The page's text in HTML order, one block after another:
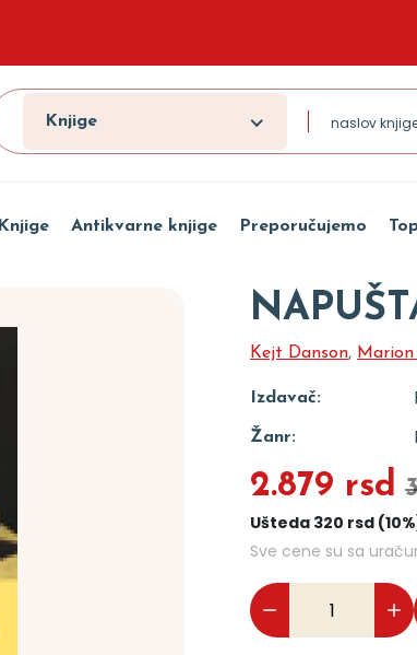
Knjige
Knjige Antikvarne knjige Preporučujemo
Kejt Danson,
Izdavač:
Žanr:
2.879 rsd
Ušteda 320 rsd
Sve cene su sa